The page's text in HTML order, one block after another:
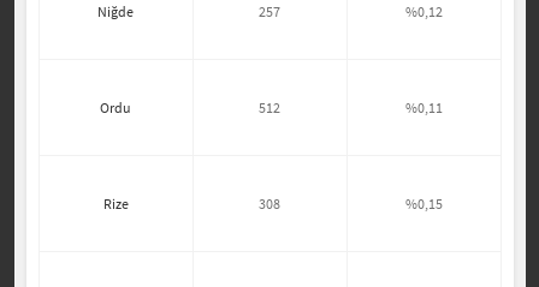
Niğde 257 %0,12
Ordu 512 %0,11
Rize 308 %0,15